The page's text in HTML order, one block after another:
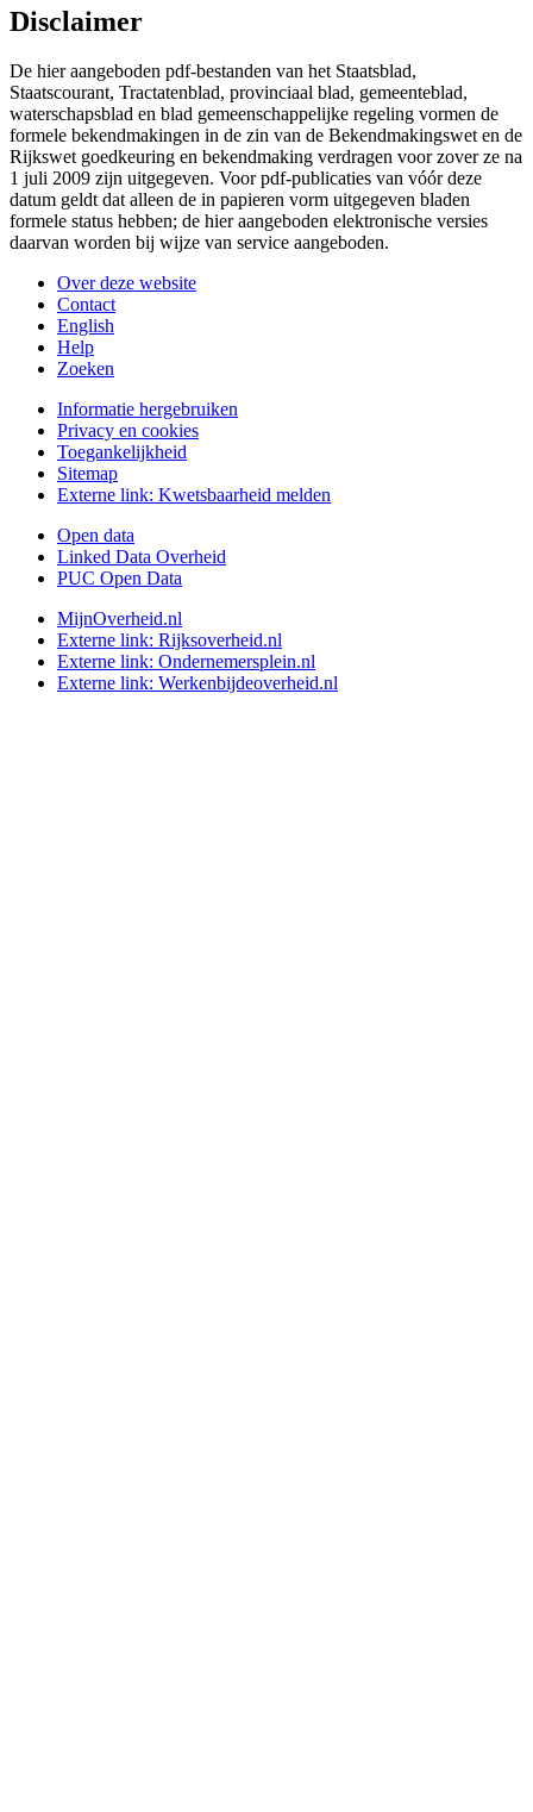
Disclaimer
De hier aangeboden pdf-bestanden van het Staatsblad,
Staatscourant, Tractatenblad, provinciaal blad, gemeenteblad,
waterschapsblad en blad gemeenschappelijke regeling vormen de
formele bekendmakingen in de zin van de Bekendmakingswet en de
Rijkswet goedkeuring en bekendmaking verdragen voor zover ze na
1 juli 2009 zijn uitgegeven. Voor pdf-publicaties van vóór deze
datum geldt dat alleen de in papieren vorm uitgegeven bladen
formele status hebben; de hier aangeboden elektronische versies
daarvan worden bij wijze van service aangeboden.
Over deze website
Contact
English
Help
Zoeken
Informatie hergebruiken
Privacy en cookies
Toegankelijkheid
Sitemap
Externe link: Kwetsbaarheid melden
Open data
Linked Data Overheid
PUC Open Data
MijnOverheid.nl
Externe link: Rijksoverheid.nl
Externe link: Ondernemersplein.nl
Externe link: Werkenbijdeoverheid.nl